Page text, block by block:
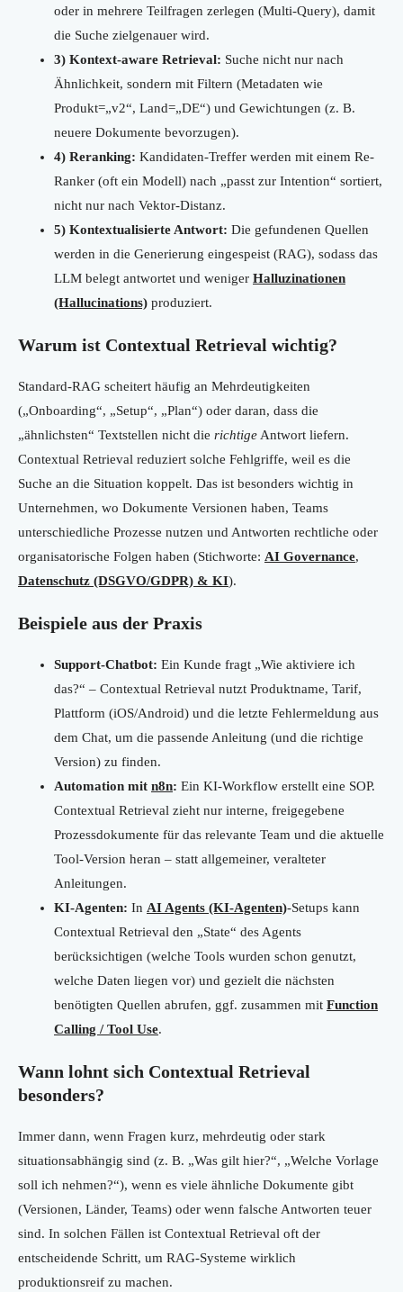
oder in mehrere Teilfragen zerlegen (Multi-Query), damit
die Suche zielgenauer wird.
3) Kontext-aware Retrieval: Suche nicht nur nach
Ähnlichkeit, sondern mit Filtern (Metadaten wie
Produkt=„v2“, Land=„DE“) und Gewichtungen (z. B.
neuere Dokumente bevorzugen).
4) Reranking: Kandidaten-Treffer werden mit einem Re-
Ranker (oft ein Modell) nach „passt zur Intention“ sortiert,
nicht nur nach Vektor-Distanz.
5) Kontextualisierte Antwort: Die gefundenen Quellen
werden in die Generierung eingespeist (RAG), sodass das
LLM belegt antwortet und weniger Halluzinationen
(Hallucinations) produziert.
Warum ist Contextual Retrieval wichtig?
Standard-RAG scheitert häufig an Mehrdeutigkeiten
(„Onboarding“, „Setup“, „Plan“) oder daran, dass die
„ähnlichsten“ Textstellen nicht die richtigeAntwort liefern.
Contextual Retrieval reduziert solche Fehlgriffe, weil es die
Suche an die Situation koppelt. Das ist besonders wichtig in
Unternehmen, wo Dokumente Versionen haben, Teams
unterschiedliche Prozesse nutzen und Antworten rechtliche oder
organisatorische Folgen haben (Stichworte: AI Governance,
Datenschutz (DSGVO/GDPR) & KI).
Beispiele aus der Praxis
Support-Chatbot: Ein Kunde fragt „Wie aktiviere ich
das?“ – Contextual Retrieval nutzt Produktname, Tarif,
Plattform (iOS/Android) und die letzte Fehlermeldung aus
dem Chat, um die passende Anleitung (und die richtige
Version) zu finden.
Automation mit n8n: Ein KI-Workflow erstellt eine SOP.
Contextual Retrieval zieht nur interne, freigegebene
Prozessdokumente für das relevante Team und die aktuelle
Tool-Version heran – statt allgemeiner, veralteter
Anleitungen.
KI-Agenten: In AI Agents (KI-Agenten)-Setups kann
Contextual Retrieval den „State“ des Agents
berücksichtigen (welche Tools wurden schon genutzt,
welche Daten liegen vor) und gezielt die nächsten
benötigten Quellen abrufen, ggf. zusammen mit Function
Calling / Tool Use.
Wann lohnt sich Contextual Retrieval
besonders?
Immer dann, wenn Fragen kurz, mehrdeutig oder stark
situationsabhängig sind (z. B. „Was gilt hier?“, „Welche Vorlage
soll ich nehmen?“), wenn es viele ähnliche Dokumente gibt
(Versionen, Länder, Teams) oder wenn falsche Antworten teuer
sind. In solchen Fällen ist Contextual Retrieval oft der
entscheidende Schritt, um RAG-Systeme wirklich
produktionsreif zu machen.